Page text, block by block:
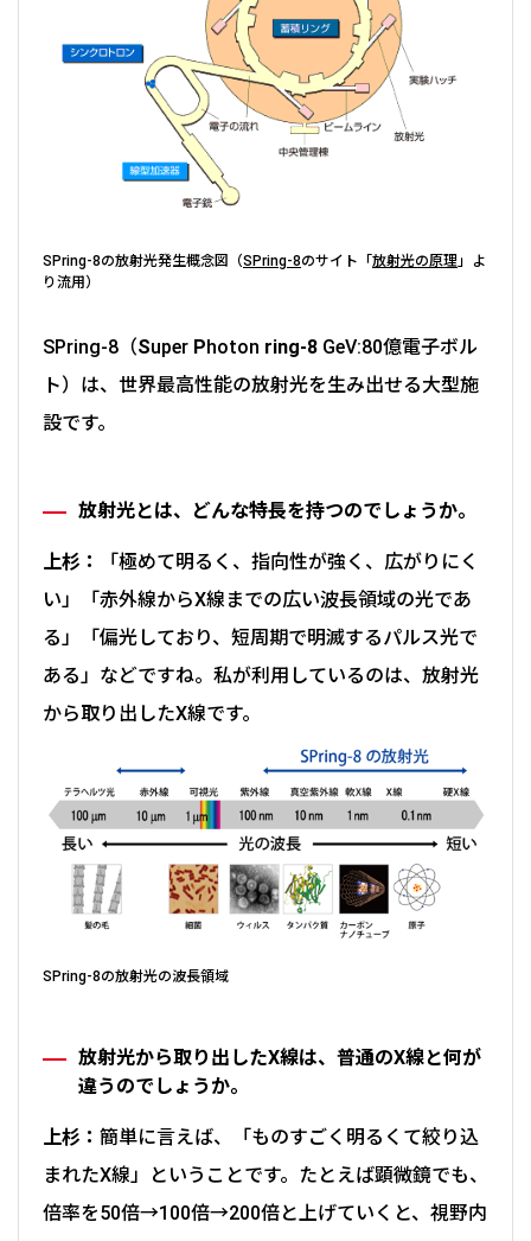
SPring-8の放射光発生概念図（SPring-8のサイト「放射光の原理 」よ
り流用）
SPring-8（Super Photon ring-8 GeV:80億電子ボル
ト）は、世界最高性能の放射光を生み出せる大型施
設です。
放射光とは、どんな特長を持つのでしょうか。
上杉：
「極めて明るく、指向性が強く、広がりにく
い」「赤外線からX線までの広い波長領域の光であ
る」「偏光しており、短周期で明滅するパルス光で
ある」などですね。私が利用しているのは、放射光
から取り出したX線です。
SPring-8の放射光の波長領域
放射光から取り出したX線は、普通のX線と何が
違うのでしょうか。
上杉： 簡単に言えば、「ものすごく明るくて絞り込
まれたX線」ということです。たとえば顕微鏡でも、
倍率を50倍→100倍→200倍と上げていくと、視野内